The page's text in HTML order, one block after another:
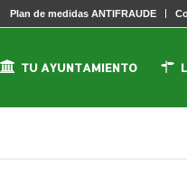
Plan de medidas ANTIFRAUDE
TU AYUNTAMIENTO